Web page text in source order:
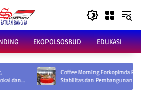
EKOPOLSOSBUD EDUKASI
Coffee Morning Forkopimda Perkuat Sinergi Jaga
Stabilitas dan Pembangunan Kaltara